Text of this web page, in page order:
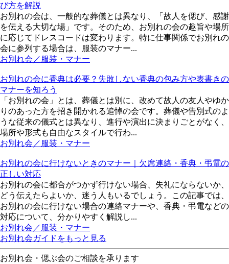
び方を解説
お別れの会は、一般的な葬儀とは異なり、「故人を偲び、感謝
を伝える大切な場」です。そのため、お別れの会の趣旨や場所
に応じてドレスコードは変わります。特に仕事関係でお別れの
会に参列する場合は、服装のマナー...
お別れ会／服装・マナー
お別れの会に香典は必要？失敗しない香典の包み方や表書きの
マナーを知ろう
「お別れの会」とは、葬儀とは別に、改めて故人の友人やゆか
りのあった方を招き開かれる追悼の会です。葬儀や告別式のよ
うな従来の儀式とは異なり、進行や演出に決まりごとがなく、
場所や形式も自由なスタイルで行わ...
お別れ会／服装・マナー
お別れの会に行けないときのマナー｜欠席連絡・香典・弔電の
正しい対応
お別れの会に都合がつかず行けない場合、失礼にならないか、
どう伝えたらよいか、迷う人もいるでしょう。この記事では、
お別れの会に行けない場合の連絡マナーや、香典・弔電などの
対応について、分かりやすく解説し...
お別れ会／服装・マナー
お別れ会ガイドをもっと見る
お別れ会・偲ぶ会のご相談を承ります